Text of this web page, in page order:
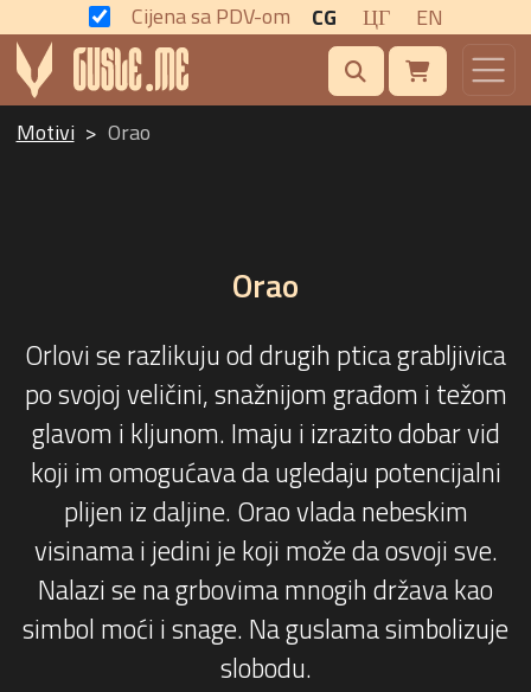
Cijena sa PDV-om CG ЦГ EN
Motivi Orao
Orao
Orlovi se razlikuju od drugih ptica grabljivica
po svojoj veličini, snažnijom građom i težom
glavom i kljunom. Imaju i izrazito dobar vid
koji im omogućava da ugledaju potencijalni
plijen iz daljine. Orao vlada nebeskim
visinama i jedini je koji može da osvoji sve.
Nalazi se na grbovima mnogih država kao
simbol moći i snage. Na guslama simbolizuje
slobodu.